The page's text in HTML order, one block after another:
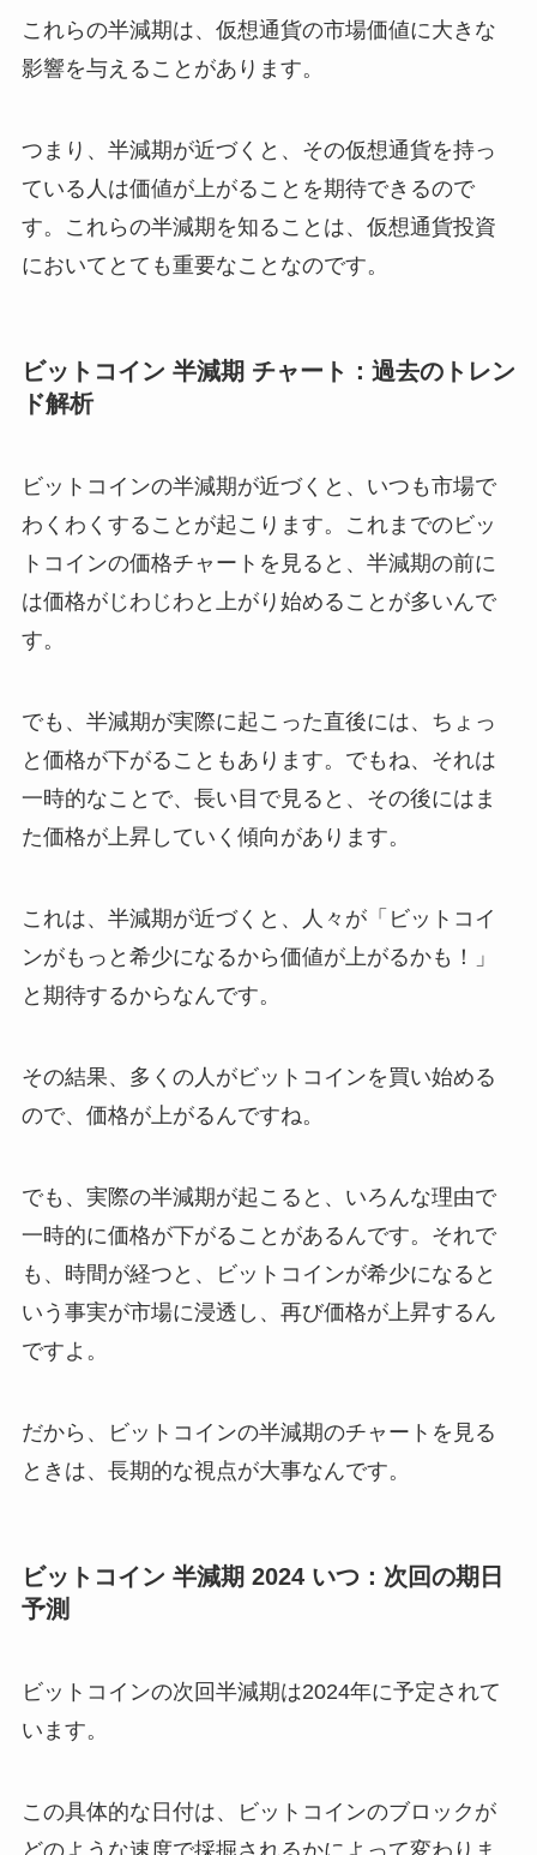
これらの半減期は、仮想通貨の市場価値に大きな
影響を与えることがあります。
つまり、半減期が近づくと、その仮想通貨を持っ
ている人は価値が上がることを期待できるので
す。これらの半減期を知ることは、仮想通貨投資
においてとても重要なことなのです。
ビットコイン 半減期 チャート：過去のトレン
ド解析
ビットコインの半減期が近づくと、いつも市場で
わくわくすることが起こります。これまでのビッ
トコインの価格チャートを見ると、半減期の前に
は価格がじわじわと上がり始めることが多いんで
す。
でも、半減期が実際に起こった直後には、ちょっ
と価格が下がることもあります。でもね、それは
一時的なことで、長い目で見ると、その後にはま
た価格が上昇していく傾向があります。
これは、半減期が近づくと、人々が「ビットコイ
ンがもっと希少になるから価値が上がるかも！」
と期待するからなんです。
その結果、多くの人がビットコインを買い始める
ので、価格が上がるんですね。
でも、実際の半減期が起こると、いろんな理由で
一時的に価格が下がることがあるんです。それで
も、時間が経つと、ビットコインが希少になると
いう事実が市場に浸透し、再び価格が上昇するん
ですよ。
だから、ビットコインの半減期のチャートを見る
ときは、長期的な視点が大事なんです。
ビットコイン 半減期 2024 いつ：次回の期日
予測
ビットコインの次回半減期は2024年に予定されて
います。
この具体的な日付は、ビットコインのブロックが
どのような速度で採掘されるかによって変わりま